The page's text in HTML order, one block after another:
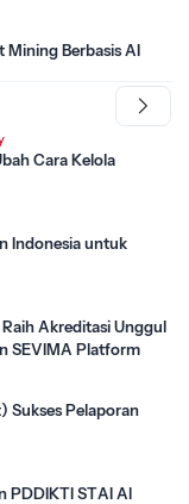
Berbasis AI
Cara Kelola
Indonesia untuk
Akreditasi Unggul
SEVIMA Platform
Sukses Pelaporan
PDDIKTI STAI Al